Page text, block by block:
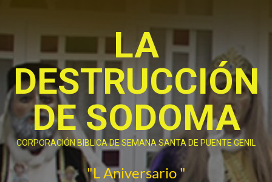
contenido
LA
DESTRUCCIÓN
DE SODOMA
CORPORACIÓN BIBLICA DE SEMANA SANTA DE PUENTE GENIL
"L Aniversario "